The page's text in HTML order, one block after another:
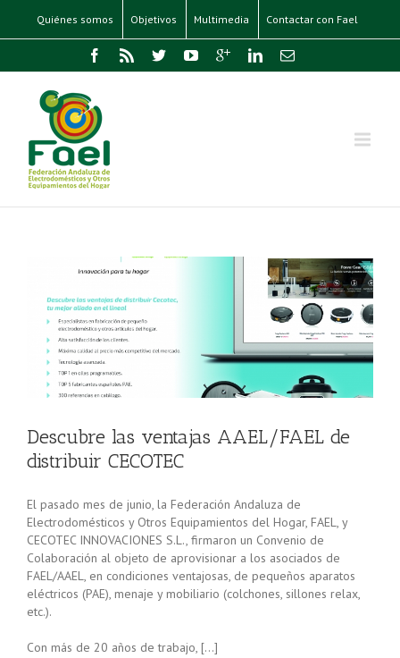
Quiénes somos Objetivos Multimedia Contactar con Fael
Descubre las ventajas AAEL/FAEL de
distribuir CECOTEC
El pasado mes de junio, la Federación Andaluza de
Electrodomésticos y Otros Equipamientos del Hogar, FAEL, y
CECOTEC INNOVACIONES S.L., firmaron un Convenio de
Colaboración al objeto de aprovisionar a los asociados de
FAEL/AAEL, en condiciones ventajosas, de pequeños aparatos
eléctricos (PAE), menaje y mobiliario (colchones, sillones relax,
etc.).
Con más de 20 años de trabajo, […]